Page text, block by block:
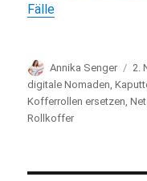
Fälle
Autor
Annika Senger
am
2.
digitale Nomaden ,
Kofferrollen ersetzen ,
Rollkoffer